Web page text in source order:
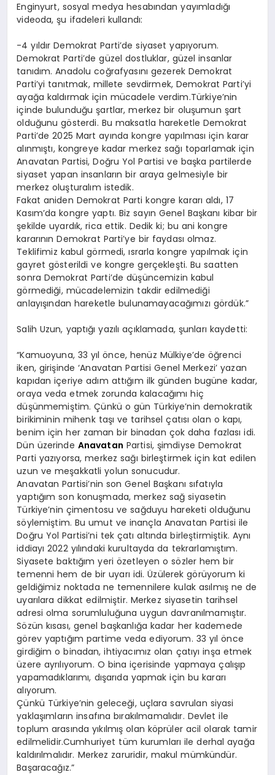
Enginyurt, sosyal medya hesabından yayımladığı
videoda, şu ifadeleri kullandı:
-4 yıldır Demokrat Parti’de siyaset yapıyorum.
Demokrat Parti’de güzel dostluklar, güzel insanlar
tanıdım. Anadolu coğrafyasını gezerek Demokrat
Parti’yi tanıtmak, millete sevdirmek, Demokrat Parti’yi
ayağa kaldırmak için mücadele verdim.Türkiye’nin
içinde bulunduğu şartlar, merkez bir oluşumun şart
olduğunu gösterdi. Bu maksatla hareketle Demokrat
Parti’de 2025 Mart ayında kongre yapılması için karar
alınmıştı, kongreye kadar merkez sağı toparlamak için
Anavatan Partisi, Doğru Yol Partisi ve başka partilerde
siyaset yapan insanların bir araya gelmesiyle bir
merkez oluşturalım istedik.
Fakat aniden Demokrat Parti kongre kararı aldı, 17
Kasım’da kongre yaptı. Biz sayın Genel Başkanı kibar bir
şekilde uyardık, rica ettik. Dedik ki; bu ani kongre
kararının Demokrat Parti’ye bir faydası olmaz.
Teklifimiz kabul görmedi, ısrarla kongre yapılmak için
gayret gösterildi ve kongre gerçekleşti. Bu saatten
sonra Demokrat Parti’de düşüncemizin kabul
görmediği, mücadelemizin takdir edilmediği
anlayışından hareketle bulunamayacağımızı gördük.”
Salih Uzun, yaptığı yazılı açıklamada, şunları kaydetti:
“Kamuoyuna, 33 yıl önce, henüz Mülkiye’de öğrenci
iken, girişinde ‘Anavatan Partisi Genel Merkezi’ yazan
kapıdan içeriye adım attığım ilk günden bugüne kadar,
oraya veda etmek zorunda kalacağımı hiç
düşünmemiştim. Çünkü o gün Türkiye’nin demokratik
birikiminin mihenk taşı ve tarihsel çatısı olan o kapı,
benim için her zaman bir binadan çok daha fazlası idi.
Dün üzerinde Anavatan Partisi, şimdiyse Demokrat
Parti yazıyorsa, merkez sağı birleştirmek için kat edilen
uzun ve meşakkatli yolun sonucudur.
Anavatan Partisi’nin son Genel Başkanı sıfatıyla
yaptığım son konuşmada, merkez sağ siyasetin
Türkiye’nin çimentosu ve sağduyu hareketi olduğunu
söylemiştim. Bu umut ve inançla Anavatan Partisi ile
Doğru Yol Partisi’ni tek çatı altında birleştirmiştik. Aynı
iddiayı 2022 yılındaki kurultayda da tekrarlamıştım.
Siyasete baktığım yeri özetleyen o sözler hem bir
temenni hem de bir uyarı idi. Üzülerek görüyorum ki
geldiğimiz noktada ne temennilere kulak asılmış ne de
uyarılara dikkat edilmiştir. Merkez siyasetin tarihsel
adresi olma sorumluluğuna uygun davranılmamıştır.
Sözün kısası, genel başkanlığa kadar her kademede
görev yaptığım partime veda ediyorum. 33 yıl önce
girdiğim o binadan, ihtiyacımız olan çatıyı inşa etmek
üzere ayrılıyorum. O bina içerisinde yapmaya çalışıp
yapamadıklarımı, dışarıda yapmak için bu kararı
alıyorum.
Çünkü Türkiye’nin geleceği, uçlara savrulan siyasi
yaklaşımların insafına bırakılmamalıdır. Devlet ile
toplum arasında yıkılmış olan köprüler acil olarak tamir
edilmelidir.Cumhuriyet tüm kurumları ile derhal ayağa
kaldırılmalıdır. Merkez zaruridir, makul mümkündür.
Başaracağız.”